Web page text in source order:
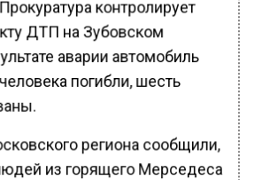
контролирует
ДТП на Зубовском
аварии автомобиль
погибли, шесть
региона сообщили,
из горящего Мерседеса